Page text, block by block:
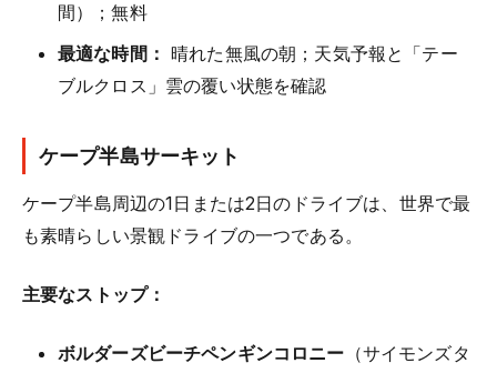
間）；無料
最適な時間： 晴れた無風の朝；天気予報と「テー
ブルクロス」雲の覆い状態を確認
ケープ半島サーキット
ケープ半島周辺の1日または2日のドライブは、世界で最
も素晴らしい景観ドライブの一つである。
主要なストップ：
ボルダーズビーチペンギンコロニー （サイモンズタ